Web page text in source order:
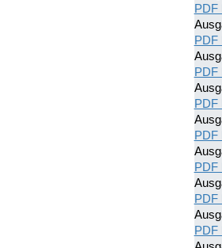
PDF
PDF
PDF
PDF
PDF
PDF
PDF
PDF